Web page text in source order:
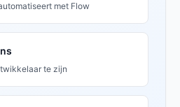
met Flow
te zijn